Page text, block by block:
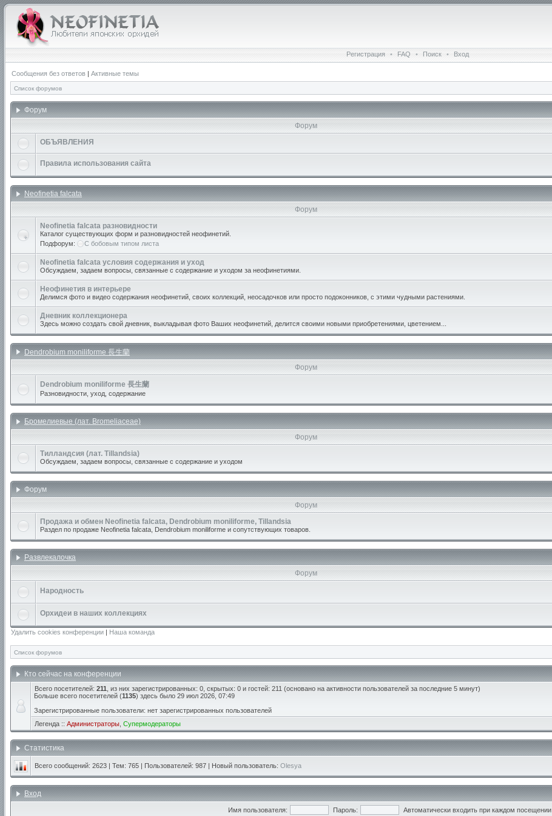
Регистрация • FAQ • Поиск • Вход
Сообщения без ответов | Активные темы
Список форумов
Форум
Форум
ОБЪЯВЛЕНИЯ
Правила использования сайта
Neofinetia falcata
Форум
Neofinetia falcata разновидности
Каталог существующих форм и разновидностей неофинетий.
Подфорум:
С бобовым типом листа
Neofinetia falcata условия содержания и уход
Обсуждаем, задаем вопросы, связанные с содержание и уходом за неофинетиями.
Неофинетия в интерьере
Делимся фото и видео содержания неофинетий, своих коллекций, неосадочков или просто подоконников, с этими чудными растениями.
Дневник коллекционера
Здесь можно создать свой дневник, выкладывая фото Ваших неофинетий, делится своими новыми приобретениями, цветением...
Dendrobium moniliforme 長生蘭
Форум
Dendrobium moniliforme 長生蘭
Разновидности, уход, содержание
Бромелиевые (лат. Bromeliaceae)
Форум
Тилландсия (лат. Tillandsia)
Обсуждаем, задаем вопросы, связанные с содержание и уходом
Форум
Форум
Продажа и обмен Neofinetia falcata, Dendrobium moniliforme, Tillandsia
Раздел по продаже Neofinetia falcata, Dendrobium moniliforme и сопутствующих товаров.
Развлекалочка
Форум
Народность
Орхидеи в наших коллекциях
Удалить cookies конференции | Наша команда
Список форумов
Кто сейчас на конференции
Всего посетителей: 211 , из них зарегистрированных: 0, скрытых: 0 и гостей: 211 (основано на активности пользователей за последние 5 минут)
Больше всего посетителей (1135) здесь было 29 июл 2026, 07:49
Зарегистрированные пользователи: нет зарегистрированных пользователей
Легенда :: Администраторы Супермодераторы
Статистика
Всего сообщений: 2623 | Тем: 765 | Пользователей: 987 | Новый пользователь: Olesya
Вход
Имя пользователя: Пароль: Автоматически входить при каждом посещении